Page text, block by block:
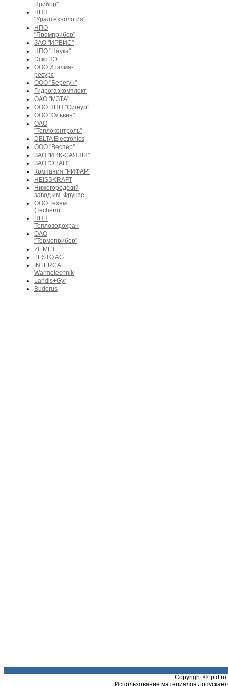
Прибор"
НПП
"Уралтехнология"
НПО
"Промприбор"
ЗАО "ИРВИС"
НПО "Наука"
Эско 3Э
ООО Итэлма-
ресурс
ООО "Берегун"
Гидрогазкомплект
ОАО "МЗТА"
ООО ПНП "Сигнур"
ООО "Ольвия"
ОАО
"Теплоконтроль"
DELTA Electronics
ООО "Веспер"
ЗАО "ИВК-САЯНЫ"
ЗАО "ЭВАН"
Компания "РИФАР"
HEISSKRAFT
Нижегородский
завод им. Фрунзе
ООО Техем
(Techem)
НПП
Тепловодохран
ОАО
"Термоприбор"
ZILMET
TESTO AG
INTERCAL
Warmetechnik
Landis+Gyr
Buderus
Copyright ©
Использование материалов